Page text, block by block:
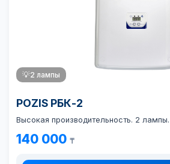
💡2 лампы
POZIS РБК-2
Высокая производительность. 2 лампы.
140 000 ₸